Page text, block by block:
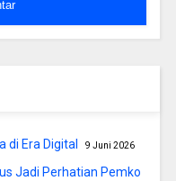
di Era Digital 9 Juni 2026
Jadi Perhatian Pemko